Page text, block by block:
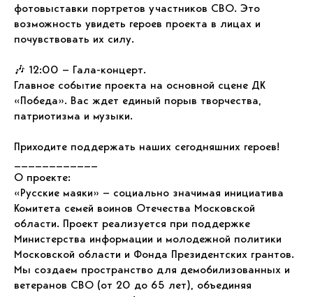
фотовыставки портретов участников СВО. Это
возможность увидеть героев проекта в лицах и
почувствовать их силу.
🎶 12:00 — Гала-концерт.
Главное событие проекта на основной сцене ДК
«Победа». Вас ждет единый порыв творчества,
патриотизма и музыки.
Приходите поддержать наших сегодняшних героев!
О проекте:
«Русские маяки» — социально значимая инициатива
Комитета семей воинов Отечества Московской
области. Проект реализуется при поддержке
Министерства информации и молодежной политики
Московской области и Фонда Президентских грантов.
Мы создаем пространство для демобилизованных и
ветеранов СВО (от 20 до 65 лет), объединяя